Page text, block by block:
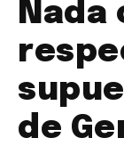
Nada
de